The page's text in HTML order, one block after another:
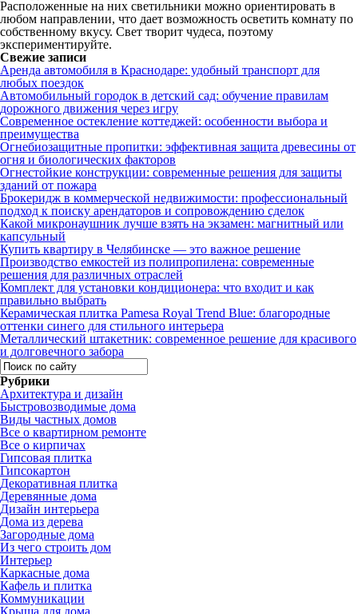
Расположенные на них светильники можно ориентировать в
любом направлении, что дает возможность осветить комнату по
собственному вкусу. Свет творит чудеса, поэтому
экспериментируйте.
Свежие записи
Аренда автомобиля в Краснодаре: удобный транспорт для
любых поездок
Автомобильный городок в детский сад: обучение правилам
дорожного движения через игру
Современное остекление коттеджей: особенности выбора и
преимущества
Огнебиозащитные пропитки: эффективная защита древесины от
огня и биологических факторов
Огнестойкие конструкции: современные решения для защиты
зданий от пожара
Брокеридж в коммерческой недвижимости: профессиональный
подход к поиску арендаторов и сопровождению сделок
Какой микронаушник лучше взять на экзамен: магнитный или
капсульный
Купить квартиру в Челябинске — это важное решение
Производство емкостей из полипропилена: современные
решения для различных отраслей
Комплект для установки кондиционера: что входит и как
правильно выбрать
Керамическая плитка Pamesa Royal Trend Blue: благородные
оттенки синего для стильного интерьера
Металлический штакетник: современное решение для красивого
и долговечного забора
Рубрики
Архитектура и дизайн
Быстровозводимые дома
Виды частных домов
Все о квартирном ремонте
Все о кирпичах
Гипсовая плитка
Гипсокартон
Декоративная плитка
Деревянные дома
Дизайн интерьера
Дома из дерева
Загородные дома
Из чего строить дом
Интерьер
Каркасные дома
Кафель и плитка
Коммуникации
Крыша для дома